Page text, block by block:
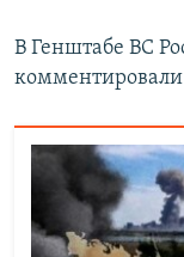
В Генштабе ВС